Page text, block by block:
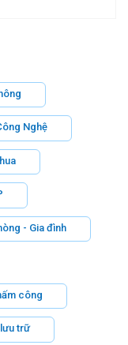
Nghệ
- Gia đình
công
trữ